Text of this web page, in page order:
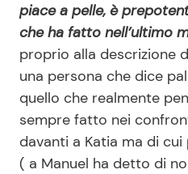
Disclaimer e Privacy
Redazione
Contattaci
Pubblicità
Privacy Policy
piace a pelle, è
che ha fatto nell’ultimo
proprio alla descrizione
una persona che dice
quello che realmente
sempre fatto nei
davanti a Katia ma di
( a Manuel ha detto di